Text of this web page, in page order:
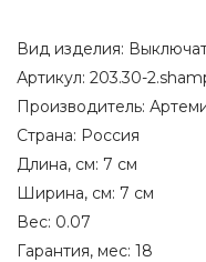
Вид изделия:
Артикул: 203.30-
Производитель:
Страна: Россия
Длина, см: 7 см
Ширина, см: 7 см
Вес: 0.07
Гарантия, мес: 18